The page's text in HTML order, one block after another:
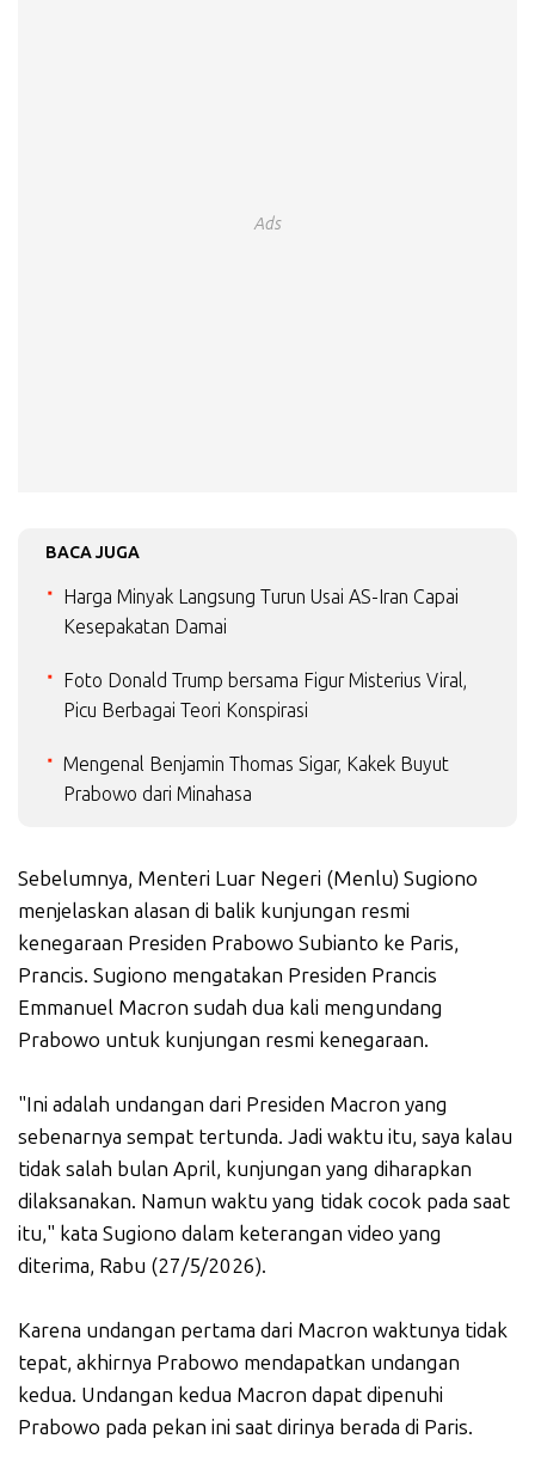
Ads
BACA JUGA
Harga Minyak Langsung Turun Usai AS-Iran Capai
Kesepakatan Damai
Foto Donald Trump bersama Figur Misterius Viral,
Picu Berbagai Teori Konspirasi
Mengenal Benjamin Thomas Sigar, Kakek Buyut
Prabowo dari Minahasa
Sebelumnya, Menteri Luar Negeri (Menlu) Sugiono
menjelaskan alasan di balik kunjungan resmi
kenegaraan Presiden Prabowo Subianto ke Paris,
Prancis. Sugiono mengatakan Presiden Prancis
Emmanuel Macron sudah dua kali mengundang
Prabowo untuk kunjungan resmi kenegaraan.
"Ini adalah undangan dari Presiden Macron yang
sebenarnya sempat tertunda. Jadi waktu itu, saya kalau
tidak salah bulan April, kunjungan yang diharapkan
dilaksanakan. Namun waktu yang tidak cocok pada saat
itu," kata Sugiono dalam keterangan video yang
diterima, Rabu (27/5/2026).
Karena undangan pertama dari Macron waktunya tidak
tepat, akhirnya Prabowo mendapatkan undangan
kedua. Undangan kedua Macron dapat dipenuhi
Prabowo pada pekan ini saat dirinya berada di Paris.